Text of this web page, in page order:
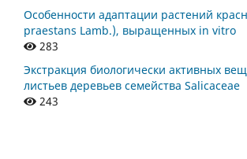
Особенности адаптации растений
praestans Lamb.), выращенных in vitro
283
Экстракция биологически активных
листьев деревьев семейства Salicaceae
243